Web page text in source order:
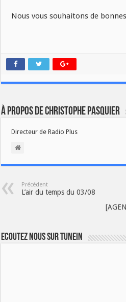
Nous vous souhaitons de
À propos de Christophe PASQUIER
Directeur de Radio Plus
Précédent
L’air du temps du 03/08
Ecoutez nous sur TuneIn